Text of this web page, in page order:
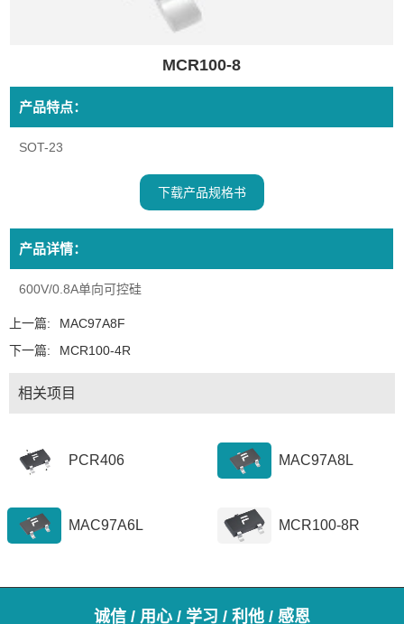
MCR100-8
产品特点：
SOT-23
下载产品规格书
产品详情：
600V/0.8A单向可控硅
上一篇:
MAC97A8F
下一篇:
MCR100-4R
相关项目
PCR406 MAC97A8L
MAC97A6L MCR100-8R
诚信 / 用心 / 学习 / 利他 / 感恩